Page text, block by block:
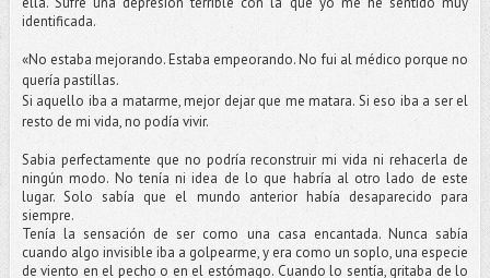
identificada.
«No estaba mejorando. Estaba empeorando. No fui al médico porque no
quería pastillas.
Si aquello iba a matarme, mejor dejar que me matara. Si eso iba a ser el
resto de mi vida, no podía vivir.
Sabia perfectamente que no podría reconstruir mi vida ni rehacerla de
ningún modo. No tenía ni idea de lo que habría al otro lado de este
lugar. Solo sabía que el mundo anterior había desaparecido para
siempre.
Tenía la sensación de ser como una casa encantada. Nunca sabía
cuando algo invisible iba a golpearme, y era como un soplo, una especie
de viento en el pecho o en el estómago. Cuando lo sentía, gritaba de lo